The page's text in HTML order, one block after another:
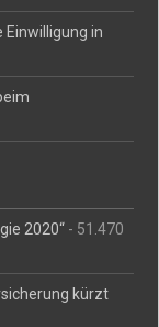
Einwilligung in
2020“ - 51.470
kürzt